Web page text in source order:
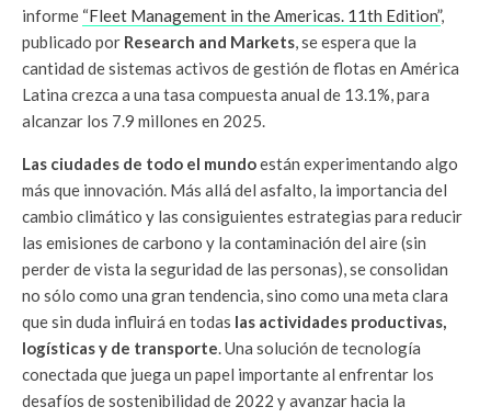
informe “Fleet Management in the Americas. 11th Edition”,
publicado por Research and Markets, se espera que la
cantidad de sistemas activos de gestión de flotas en América
Latina crezca a una tasa compuesta anual de 13.1%, para
alcanzar los 7.9 millones en 2025.
Las ciudades de todo el mundoestán experimentando algo
más que innovación. Más allá del asfalto, la importancia del
cambio climático y las consiguientes estrategias para reducir
las emisiones de carbono y la contaminación del aire (sin
perder de vista la seguridad de las personas), se consolidan
no sólo como una gran tendencia, sino como una meta clara
que sin duda influirá en todas las actividades productivas,
logísticas y de transporte. Una solución de tecnología
conectada que juega un papel importante al enfrentar los
desafíos de sostenibilidad de 2022 y avanzar hacia la